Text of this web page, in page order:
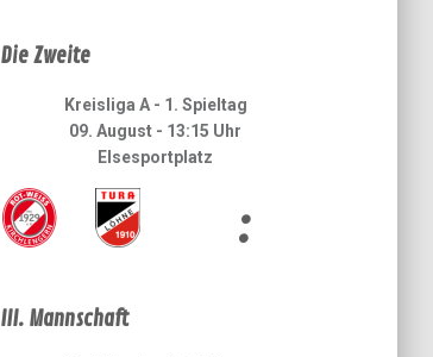
Die Zweite
Kreisliga A - 1. Spieltag
09. August - 13:15 Uhr
Elsesportplatz
:
III. Mannschaft